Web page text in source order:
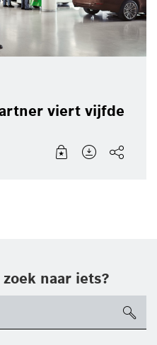
viert vijfde
naar iets?